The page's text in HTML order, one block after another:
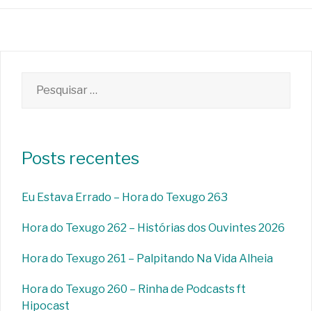
por:
Posts recentes
Eu Estava Errado – Hora do Texugo 263
Hora do Texugo 262 – Histórias dos Ouvintes 2026
Hora do Texugo 261 – Palpitando Na Vida Alheia
Hora do Texugo 260 – Rinha de Podcasts ft
Hipocast